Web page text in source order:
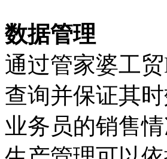
数据管理
通过管家婆工
查询并保证其
业务员的销售